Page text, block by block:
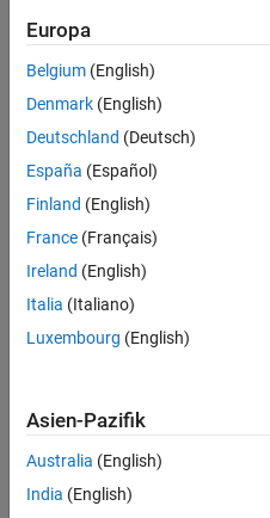
Europa
Belgium (English)
Denmark (English)
Deutschland (Deutsch)
España (Español)
Finland (English)
France (Français)
Ireland (English)
Italia (Italiano)
Luxembourg (English)
Asien-Pazifik
Australia (English)
India (English)
Trust Center
Datendiebstahl verhindern
© 1994-2026 The MathWorks,